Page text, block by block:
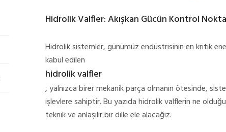
Hidrolik Valfler: Akışkan Gücün Kontrol
Hidrolik sistemler, günümüz endüstrisinin en kritik
kabul edilen
hidrolik valfler
, yalnızca birer mekanik parça olmanın ötesinde,
işlevlere sahiptir. Bu yazıda hidrolik valflerin ne
teknik ve anlaşılır bir dille ele alacağız.